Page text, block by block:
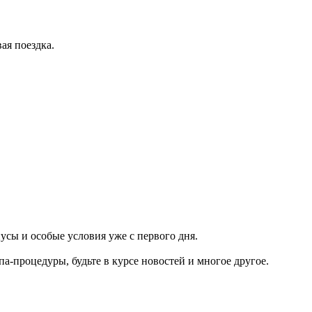
поездка.
и особые условия уже с первого дня.
процедуры, будьте в курсе новостей и многое другое.